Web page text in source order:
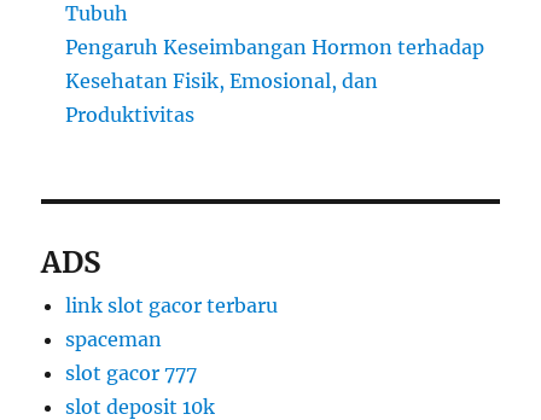
Tubuh
Pengaruh Keseimbangan Hormon terhadap
Kesehatan Fisik, Emosional, dan
Produktivitas
ADS
link slot gacor terbaru
spaceman
slot gacor 777
slot deposit 10k